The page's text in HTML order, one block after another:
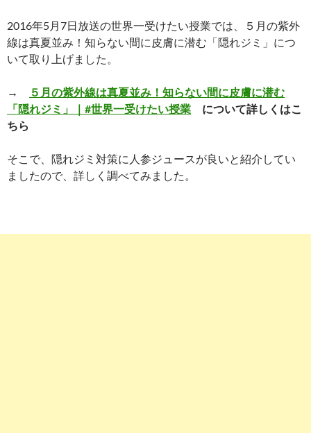
2016年5月7日放送の世界一受けたい授業では、５月の紫外
線は真夏並み！知らない間に皮膚に潜む「隠れジミ」につ
いて取り上げました。
→
５月の紫外線は真夏並み！知らない間に皮膚に潜む
「隠れジミ」｜#世界一受けたい授業 について詳しくはこ
ちら
そこで、隠れジミ対策に人参ジュースが良いと紹介してい
ましたので、詳しく調べてみました。